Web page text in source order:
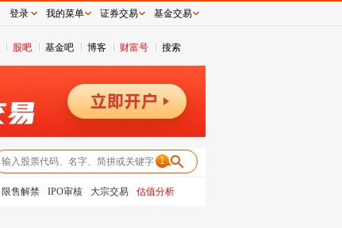
股吧 基金吧 博客 财富号 搜索
1
限售解禁 IPO审核 大宗交易 估值分析
登录 我的菜单 证券交易 基金交易